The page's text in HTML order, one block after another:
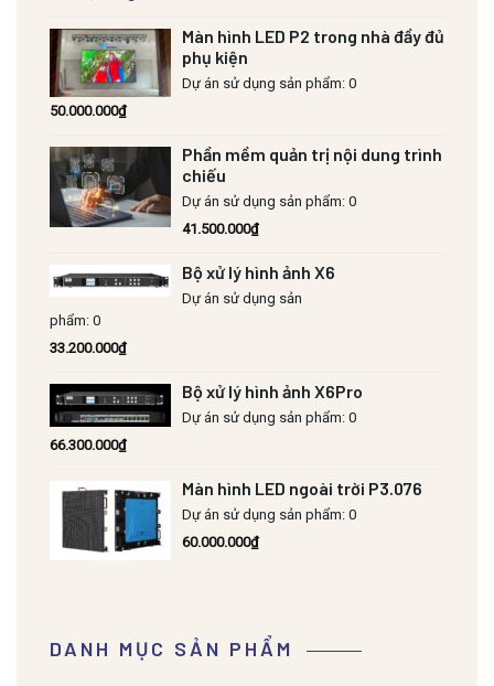
Màn hình LED P2 trong nhà đầy đủ
phụ kiện
Dự án sử dụng sản phẩm: 0
50.000.000₫
Phần mềm quản trị nội dung trình
chiếu
Dự án sử dụng sản phẩm: 0
41.500.000₫
Bộ xử lý hình ảnh X6
Dự án sử dụng sản
phẩm: 0
33.200.000₫
Bộ xử lý hình ảnh X6Pro
Dự án sử dụng sản phẩm: 0
66.300.000₫
Màn hình LED ngoài trời P3.076
Dự án sử dụng sản phẩm: 0
60.000.000₫
DANH MỤC SẢN PHẨM